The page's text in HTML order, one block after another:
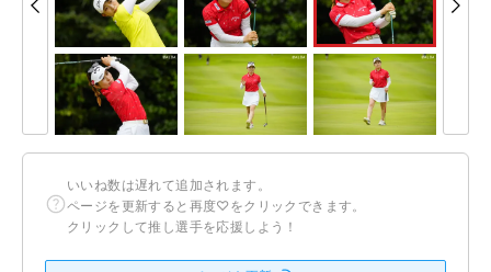
いいね数は遅れて追加されます。
ページを更新すると再度♡をクリックできます。
クリックして推し選手を応援しよう！